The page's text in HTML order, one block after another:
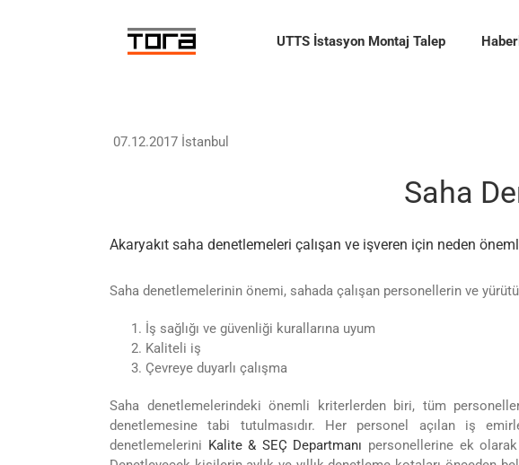
UTTS İstasyon Montaj Talep
07.12.2017 İstanbul
Saha
Akaryakıt saha denetlemeleri çalışan ve işveren için neden
Saha denetlemelerinin önemi, sahada çalışan personellerin ve
İş sağlığı ve güvenliği kurallarına uyum
Kaliteli iş
Çevreye duyarlı çalışma
Saha denetlemelerindeki önemli kriterlerden biri, tüm
denetlemesine tabi tutulmasıdır. Her personel açılan iş
denetlemelerini Kalite & SEÇ Departmanı personellerine ek